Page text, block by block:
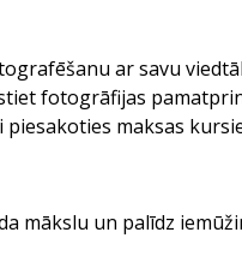
ar savu
fotogrāfijas
maksas
mākslu un palīdz